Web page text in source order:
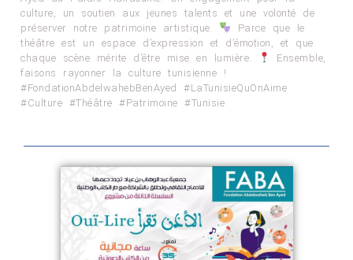
culture, un soutien aux jeunes talents et une volonté de
préserver notre patrimoine artistique.
Parce que le
théâtre est un espace d’expression et d’émotion, et que
chaque scène mérite d’être mise en lumière.
Ensemble,
faisons rayonner la culture tunisienne !
#FondationAbdelwahebBenAyed #LaTunisieQuOnAime
#Culture #Théâtre #Patrimoine #Tunisie